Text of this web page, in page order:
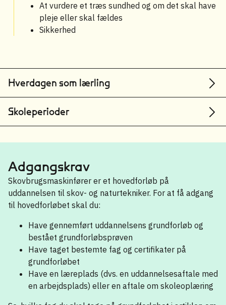
At vurdere et træs sundhed og om det skal have
pleje eller skal fældes
Sikkerhed
Hverdagen som lærling
Skoleperioder
Adgangskrav
Skovbrugsmaskinfører er et hovedforløb på
uddannelsen til skov- og naturtekniker. For at få adgang
til hovedforløbet skal du:
Have gennemført uddannelsens grundforløb og
bestået grundforløbsprøven
Have taget bestemte fag og certifikater på
grundforløbet
Have en læreplads (dvs. en uddannelsesaftale med
en arbejdsplads) eller en aftale om skoleoplæring